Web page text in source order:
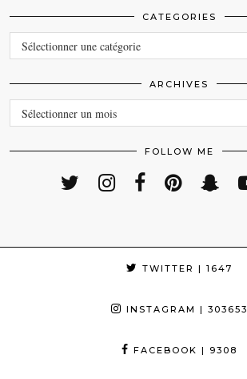
CATEGORIES
CATEGORIES
ARCHIVES
ARCHIVES
FOLLOW ME
TWITTER | 1647
INSTAGRAM | 303653
FACEBOOK | 9308